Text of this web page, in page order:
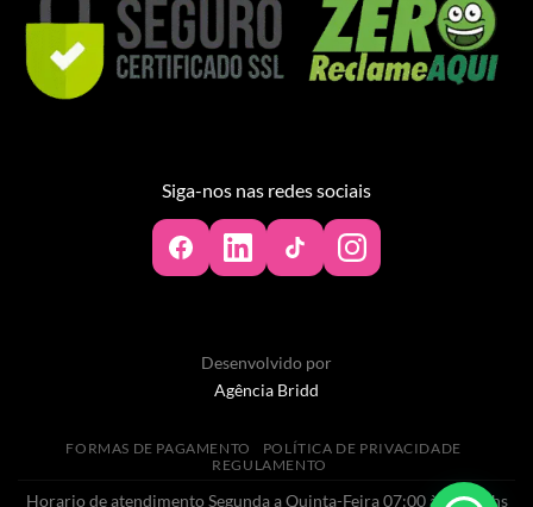
Siga-nos nas redes sociais
Desenvolvido por
Agência Bridd
FORMAS DE PAGAMENTO
POLÍTICA DE PRIVACIDADE
REGULAMENTO
Horario de atendimento Segunda a Quinta-Feira 07:00 às 20:00hs